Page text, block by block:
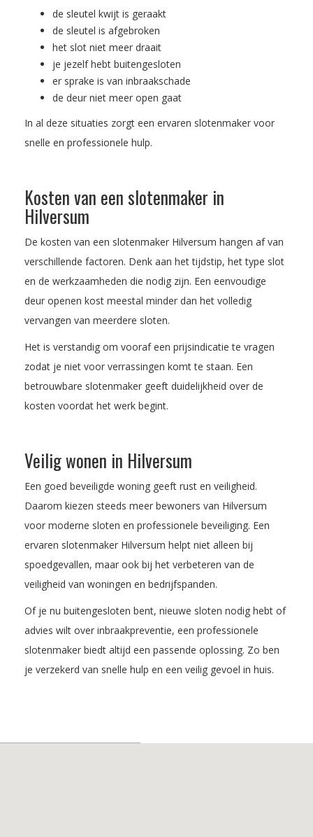
de sleutel kwijt is geraakt
de sleutel is afgebroken
het slot niet meer draait
je jezelf hebt buitengesloten
er sprake is van inbraakschade
de deur niet meer open gaat
In al deze situaties zorgt een ervaren slotenmaker voor
snelle en professionele hulp.
Kosten van een slotenmaker in
Hilversum
De kosten van een slotenmaker Hilversum hangen af van
verschillende factoren. Denk aan het tijdstip, het type slot
en de werkzaamheden die nodig zijn. Een eenvoudige
deur openen kost meestal minder dan het volledig
vervangen van meerdere sloten.
Het is verstandig om vooraf een prijsindicatie te vragen
zodat je niet voor verrassingen komt te staan. Een
betrouwbare slotenmaker geeft duidelijkheid over de
kosten voordat het werk begint.
Veilig wonen in Hilversum
Een goed beveiligde woning geeft rust en veiligheid.
Daarom kiezen steeds meer bewoners van Hilversum
voor moderne sloten en professionele beveiliging. Een
ervaren slotenmaker Hilversum helpt niet alleen bij
spoedgevallen, maar ook bij het verbeteren van de
veiligheid van woningen en bedrijfspanden.
Of je nu buitengesloten bent, nieuwe sloten nodig hebt of
advies wilt over inbraakpreventie, een professionele
slotenmaker biedt altijd een passende oplossing. Zo ben
je verzekerd van snelle hulp en een veilig gevoel in huis.